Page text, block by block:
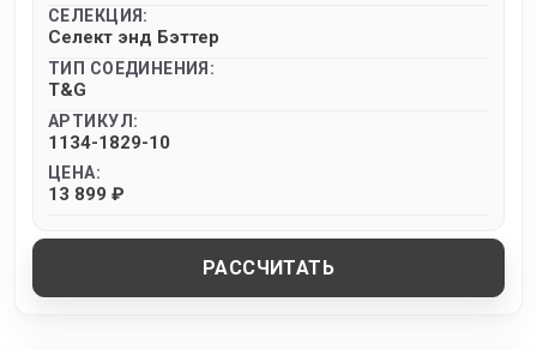
СЕЛЕКЦИЯ:
Селект энд Бэттер
ТИП СОЕДИНЕНИЯ:
T&G
АРТИКУЛ:
1134-1829-10
ЦЕНА:
13 899 ₽
РАССЧИТАТЬ